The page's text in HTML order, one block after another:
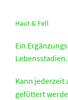
Haut & Fell
Ein
Lebensstadien.
Kann jederzeit
gefüttert